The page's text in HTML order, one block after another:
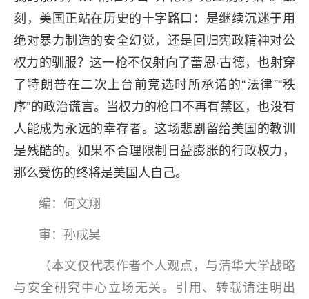
刻，美国正站在历史的十字路口：是继续沉迷于用
绝对暴力制造的安全幻觉，还是回归宪政精神对公
权力的驯服？这一枪不仅射向了蕾恩·古德，也射穿
了特朗普在二次上台前竞选时所承诺的“法律”“秩
序”的政治谎言。当权力的枪口不再有禁区，也没有
人能成为永远的幸存者。这场悲剧留给美国的教训
是残酷的。如果不合理限制日益膨胀的行政权力，
那么受伤的终将是美国人自己。
编：何文翔
审：孙成昊
（本文仅代表作者个人观点，与清华大学战略
与安全研究中心立场无关。引用、转载请注明出